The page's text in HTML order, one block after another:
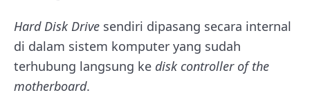
Hard Disk Drive sendiri dipasang secara internal
di dalam sistem komputer yang sudah
terhubung langsung ke disk controller of the
motherboard.